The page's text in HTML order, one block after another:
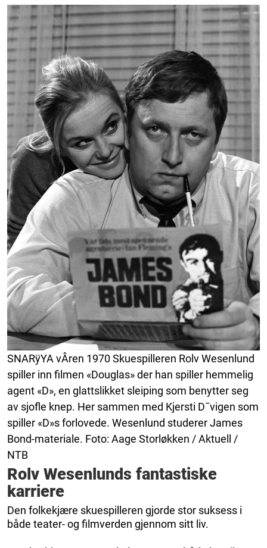
SNARÿYA vÂren 1970 Skuespilleren Rolv Wesenlund
spiller inn filmen «Douglas» der han spiller hemmelig
agent «D», en glattslikket sleiping som benytter seg
av sjofle knep. Her sammen med Kjersti D¯vigen som
spiller «D»s forlovede. Wesenlund studerer James
Bond-materiale. Foto: Aage Storløkken / Aktuell /
NTB
Rolv Wesenlunds fantastiske
karriere
Den folkekjære skuespilleren gjorde stor suksess i
både teater- og filmverden gjennom sitt liv.